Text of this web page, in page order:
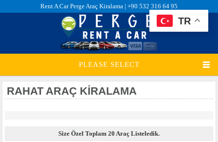
Rent A Car Perge Araç Kiralama | +90 532 316 64 95
PLEASE SELECT
RAHAT ARAÇ KIRALAMA
Size Özel Toplam 20 Araç Listeledik.
TR